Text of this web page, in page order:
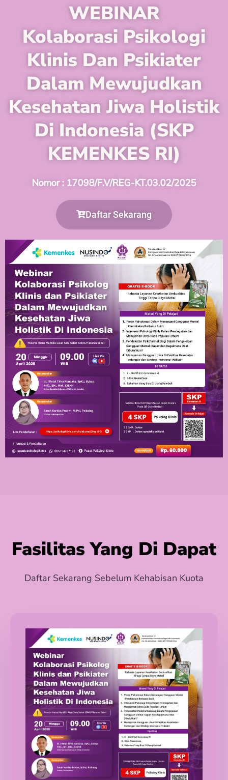
WEBINAR
Kolaborasi Psikologi
Klinis Dan Psikiater
Dalam Mewujudkan
Kesehatan Jiwa Holistik
Di Indonesia (SKP
KEMENKES RI)
Nomor : 17098/F.V/REG-KT.03.02/2025
Daftar Sekarang
Fasilitas Yang Di Dapat
Daftar Sekarang Sebelum Kehabisan Kuota